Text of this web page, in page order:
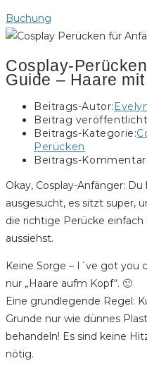
Buchung
Cosplay-
Guide – Haare
Beitrags-Autor:
Beitrag
Beitrags-Kategorie:
Perücken
Beitrags-
Okay, Cosplay-Anfänger:
ausgesucht, es sitzt super,
die richtige Perücke
aussiehst.
Keine Sorge – I´ve got you
nur „Haare aufm Kopf“. 🙂
Eine grundlegende Regel:
Grunde nur wie dünnes
behandeln! Es sind keine
nötig.